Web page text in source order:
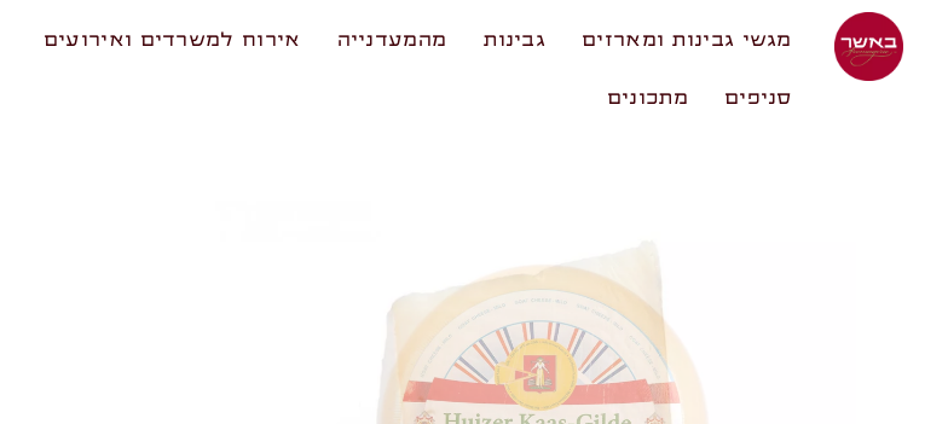
מגשי גבינות ומארזים גבינות מהמעדנייה אירוח למשרדים ואירועים
סניפים מתכונים